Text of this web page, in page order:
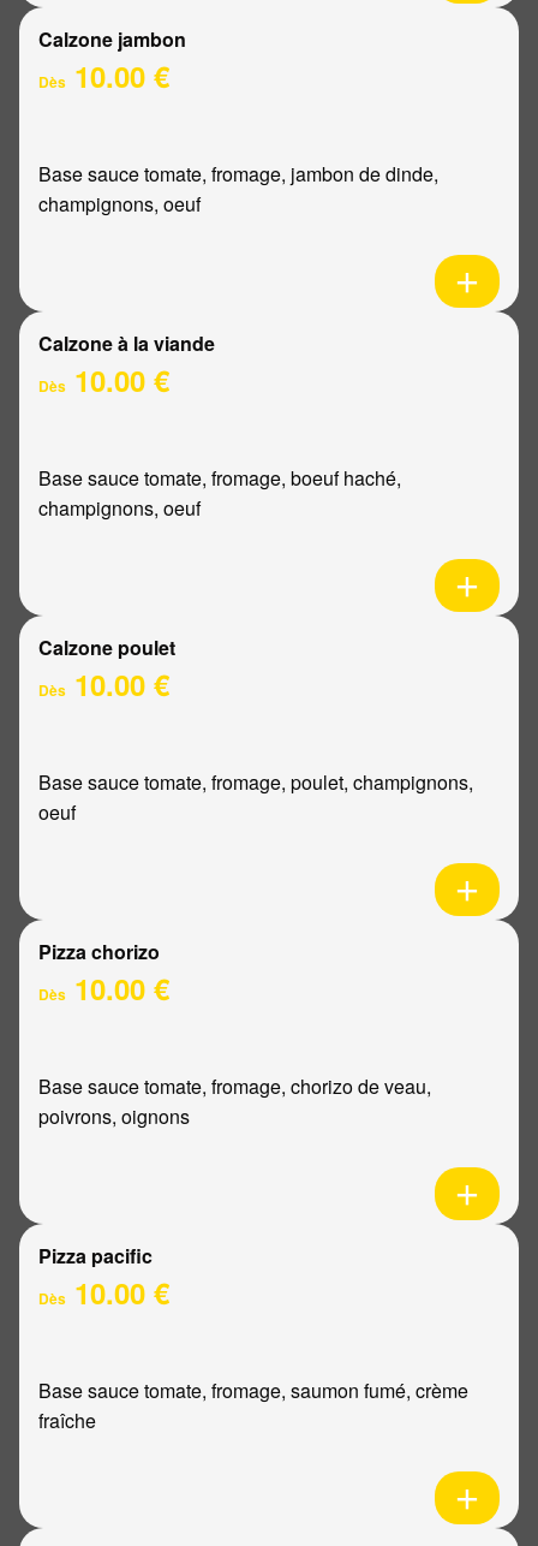
Calzone jambon
Dès 10.00 €
Base sauce tomate, fromage, jambon de dinde,
champignons, oeuf
Calzone à la viande
Dès 10.00 €
Base sauce tomate, fromage, boeuf haché,
champignons, oeuf
Calzone poulet
Dès 10.00 €
Base sauce tomate, fromage, poulet, champignons,
oeuf
Pizza chorizo
Dès 10.00 €
Base sauce tomate, fromage, chorizo de veau,
poivrons, oignons
Pizza pacific
Dès 10.00 €
Base sauce tomate, fromage, saumon fumé, crème
fraîche